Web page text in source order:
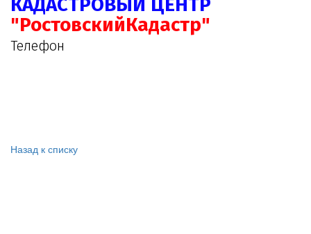
"РостовскийКадастр"
Телефон
Назад к списку